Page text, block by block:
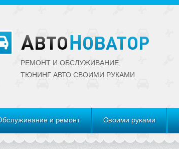
РЕМОНТ И ОБСЛУЖИВАНИЕ,
ТЮНИНГ АВТО CВОИМИ РУКАМИ
и ремонт Своими руками